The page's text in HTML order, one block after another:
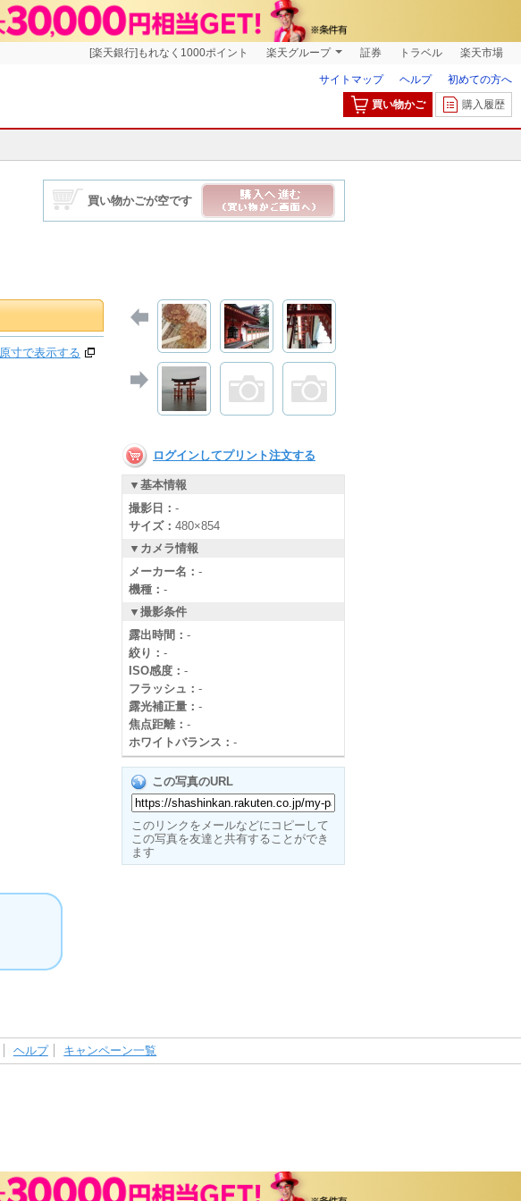
[楽天銀行]もれなく1000ポイント 楽天グループ 証券 トラベル 楽天市場
サイトマップ ヘルプ
初めての方へ
買い物かご
購入履歴
買い物かごが空です
原寸で表示する
ログインしてプリント注文する
▼基本情報
撮影日： -
サイズ： 480×854
▼カメラ情報
メーカー名： -
機種： -
▼撮影条件
露出時間： -
絞り： -
ISO感度： -
フラッシュ： -
露光補正量： -
焦点距離： -
ホワイトバランス： -
この写真のURL
このリンクをメールなどにコピーして
この写真を友達と共有することができ
ます
ヘルプ
キャンペーン一覧